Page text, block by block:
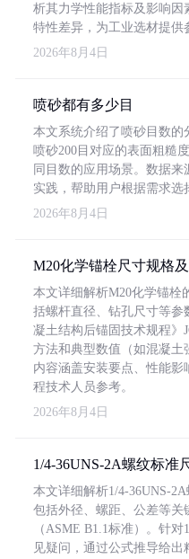
析其力学性能指标及影响因
特性差异，为工业选材提供
2026年8月4日
喷砂都有多少目
本文系统介绍了喷砂目数的
喷砂200目对应的表面粗糙
同目数的应用场景。数据来
实践，帮助用户根据需求选
2026年8月4日
M20化学锚栓尺寸规格
本文详细解析M20化学锚栓
括螺杆直径、钻孔尺寸等
凝土结构后锚固技术规程》
方法和典型数值（如混凝土
内容涵盖安装要点、性能
程技术人员参考。
2026年8月4日
1/4-36UNS-2A螺纹标准
本文详细解析1/4-36UNS-
包括外径、螺距、公差等
（ASME B1.1标准）。针
见疑问，通过公式推导给